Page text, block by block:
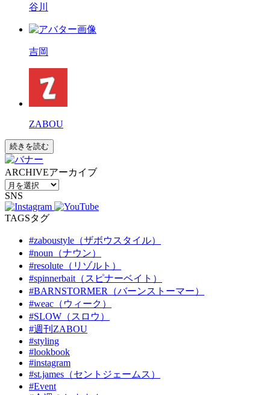
谷川
吉岡
ZABOU
続きを読む
ARCHIVEアーカイブ
SNS
TAGSタグ
#zaboustyle（ザボウスタイル）
#noun（ナウン）
#resolute（リゾルト）
#spinnerbait（スピナーベイト）
#BARNSTORMER（バーンストーマー）
#weac（ウィーク）
#SLOW（スロウ）
#週刊ZABOU
#styling
#lookbook
#instagram
#st.james（セントジェームス）
#Event